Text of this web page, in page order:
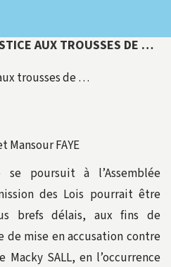
AUX TROUSSES DE …
trousses de …
Mansour FAYE
poursuit à l’Assemblée
des Lois pourrait être
brefs délais, aux fins de
de mise en accusation contre
SALL, en l’occurrence